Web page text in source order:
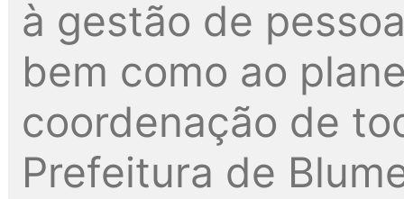
à gestão de
bem como ao
coordenação de
Prefeitura de